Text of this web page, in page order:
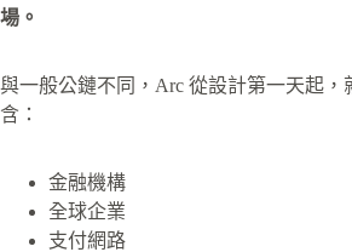
場。
與一般公鏈不同，Arc 從設計第一天起，
含：
金融機構
全球企業
支付網路